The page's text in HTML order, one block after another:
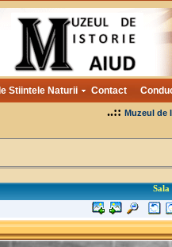
Stiintele Naturii Contact
..:: Muzeul de